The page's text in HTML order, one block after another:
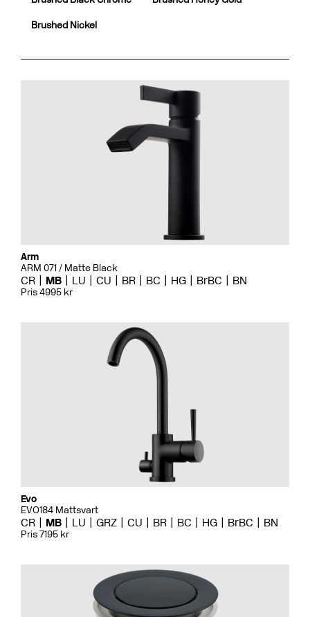
Brushed Nickel
Arm
ARM 071 / Matte Black
CR MB LU CU BR BC HG BrBC BN
Pris 4995 kr
Evo
EVO184 Mattsvart
CR MB LU GRZ CU BR BC HG BrBC BN
Pris 7195 kr